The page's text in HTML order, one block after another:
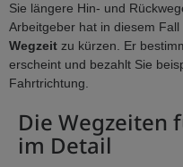
Sie längere Hin- und
Arbeitgeber hat in diesem Fall
Wegzeit zu kürzen. Er
erscheint und bezahlt Sie
Fahrtrichtung.
Die Wegzeiten
im Detail